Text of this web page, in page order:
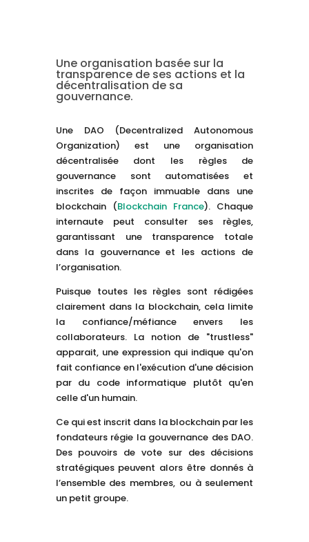
Une organisation basée sur la
transparence de ses actions et la
décentralisation de sa
gouvernance.
Une DAO (Decentralized Autonomous
Organization) est une organisation
décentralisée dont les règles de
gouvernance sont automatisées et
inscrites de façon immuable dans une
blockchain (Blockchain France). Chaque
internaute peut consulter ses règles,
garantissant une transparence totale
dans la gouvernance et les actions de
l’organisation.
Puisque toutes les règles sont rédigées
clairement dans la blockchain, cela limite
la confiance/méfiance envers les
collaborateurs. La notion de "trustless"
apparait, une expression qui indique qu'on
fait confiance en l'exécution d'une décision
par du code informatique plutôt qu'en
celle d'un humain.
Ce qui est inscrit dans la blockchain par les
fondateurs régie la gouvernance des DAO.
Des pouvoirs de vote sur des décisions
stratégiques peuvent alors être donnés à
l’ensemble des membres, ou à seulement
un petit groupe.